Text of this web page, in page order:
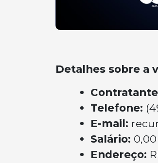
Detalhes sobre a
Telefone:
E-mail:
Salário: 0,00
Endereço: